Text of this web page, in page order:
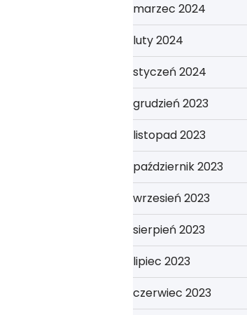
marzec 2024
luty 2024
styczeń 2024
grudzień 2023
listopad 2023
październik 2023
wrzesień 2023
sierpień 2023
lipiec 2023
czerwiec 2023